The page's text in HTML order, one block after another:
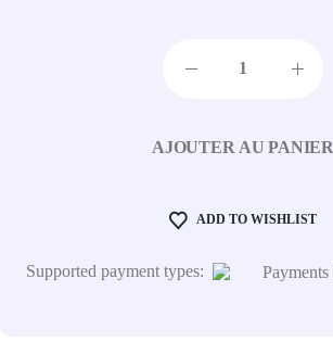
AJOUTER AU PANIER
ADD TO WISHLIST
Supported payment types: